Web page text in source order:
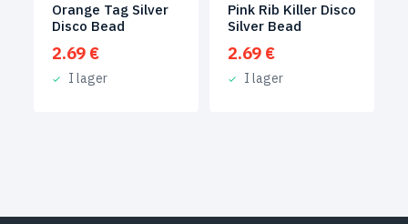
Orange Tag Silver
Disco Bead
2.69 €
I lager
Pink Rib Killer Disco
Silver Bead
2.69 €
I lager